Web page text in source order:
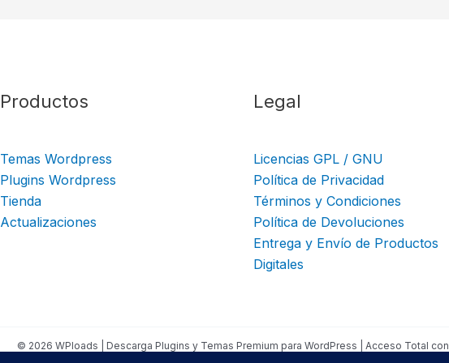
Productos
Temas Wordpress
Plugins Wordpress
Tienda
Actualizaciones
Legal
Licencias GPL / GNU
Política de Privacidad
Términos y Condiciones
Política de Devoluciones
Entrega y Envío de Productos
Digitales
© 2026 WPloads | Descarga Plugins y Temas Premium para WordPress | Acceso Total con